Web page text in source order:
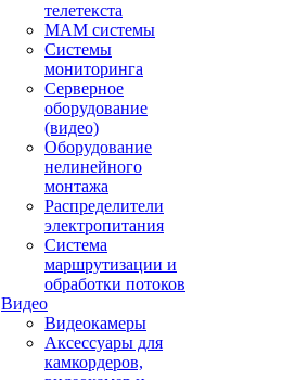
телетекста
MAM системы
Системы
мониторинга
Серверное
оборудование
(видео)
Оборудование
нелинейного
монтажа
Распределители
электропитания
Система
маршрутизации и
обработки потоков
Видео
Видеокамеры
Аксессуары для
камкордеров,